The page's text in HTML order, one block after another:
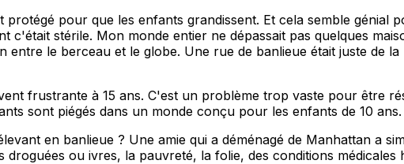
pour que les enfants grandissent. Et cela semble génial
c'était stérile. Mon monde entier ne dépassait pas quelques
le berceau et le globe. Une rue de banlieue était juste de
frustrante à 15 ans. C'est un problème trop vaste pour être
sont piégés dans un monde conçu pour les enfants de 10 ans.
en banlieue ? Une amie qui a déménagé de Manhattan a
ou ivres, la pauvreté, la folie, des conditions